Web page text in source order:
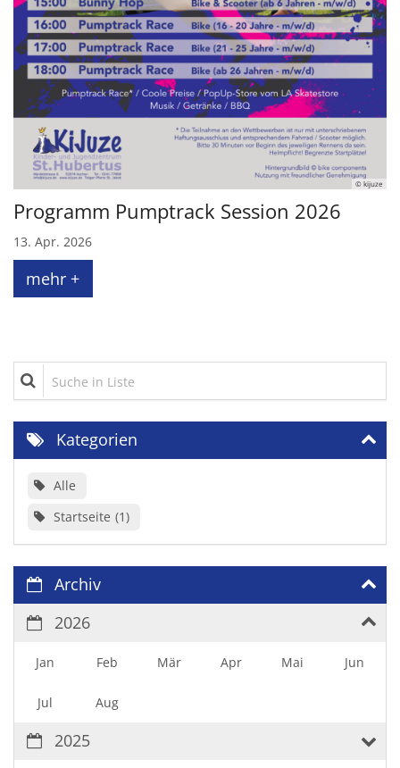
© kijuze
Programm Pumptrack Session 2026
13. Apr. 2026
mehr +
Suche in Liste
Kategorien
Alle
Startseite 1
Archiv
2026
Jan Feb Mär Apr Mai Jun
Jul Aug
2025